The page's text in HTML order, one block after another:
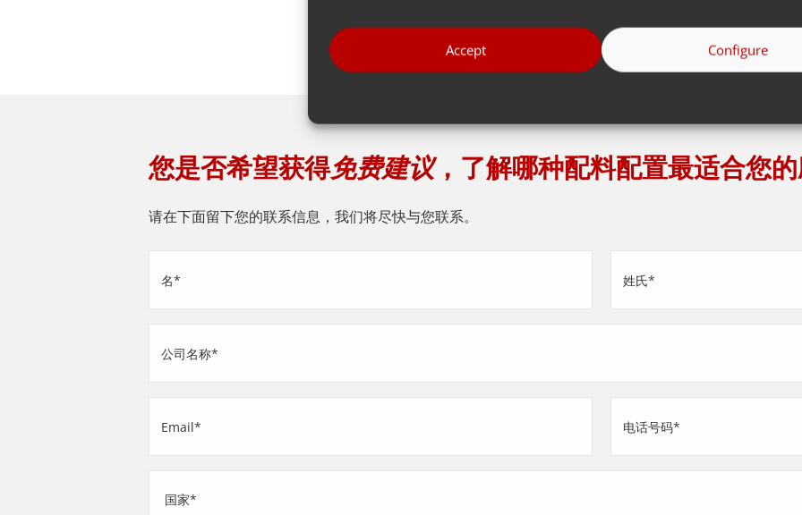
Accept Configure
您是否希望获得免费建议，了解哪种配料配置最适合您
请在下面留下您的联系信息，我们将尽快与您联系。
名
(Required)
氏
(Required)
司
名
(Required)
(Required)
话
号